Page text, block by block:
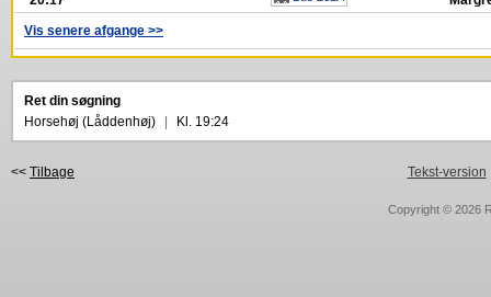
Vis senere afgange >>
Ret din søgning
Horsehøj (Låddenhøj)
Kl. 19:24
<< Tilbage Tekst-version
Copyright © 2026